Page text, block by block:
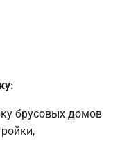
брусовых домов